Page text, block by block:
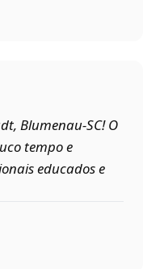
Blumenau‑SC! O
tempo e
educados e